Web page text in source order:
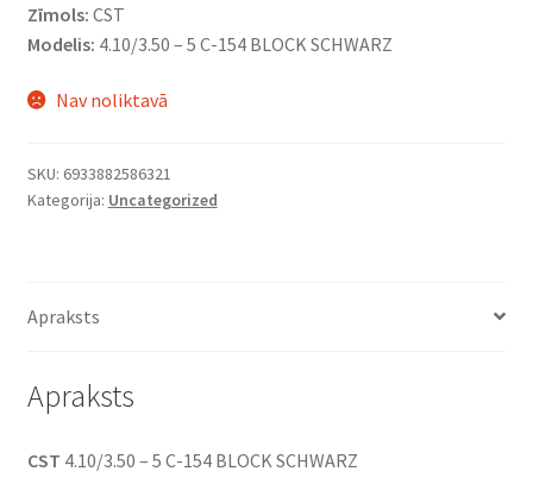
Zīmols: CST
Modelis: 4.10/3.50 – 5 C-154 BLOCK SCHWARZ
Nav noliktavā
SKU: 6933882586321
Kategorija: Uncategorized
Apraksts
Apraksts
CST 4.10/3.50 – 5 C-154 BLOCK SCHWARZ